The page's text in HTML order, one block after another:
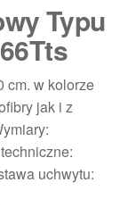
Typu
cm. w kolorze
jak i z
uchwytu: